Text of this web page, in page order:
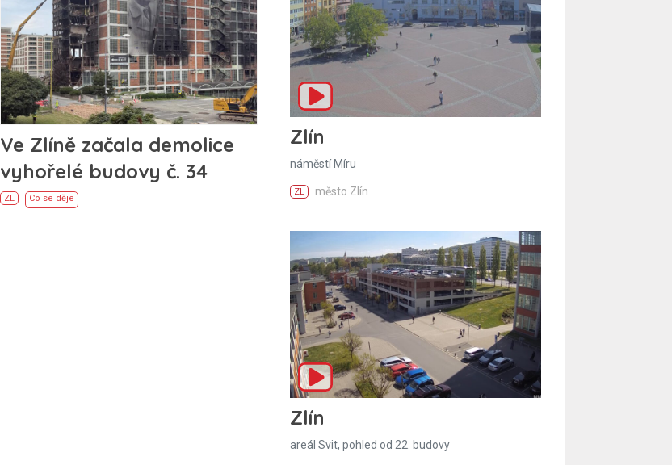
Ve Zlíně začala demolice
vyhořelé budovy č. 34
ZL Co se děje
Zlín
náměstí Míru
ZL město Zlín
Zlín
areál Svit, pohled od 22. budovy